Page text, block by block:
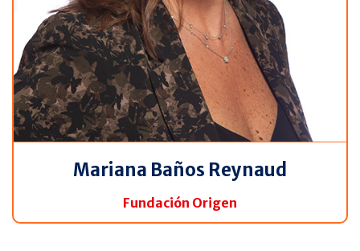
Mariana Baños Reynaud
Fundación Origen